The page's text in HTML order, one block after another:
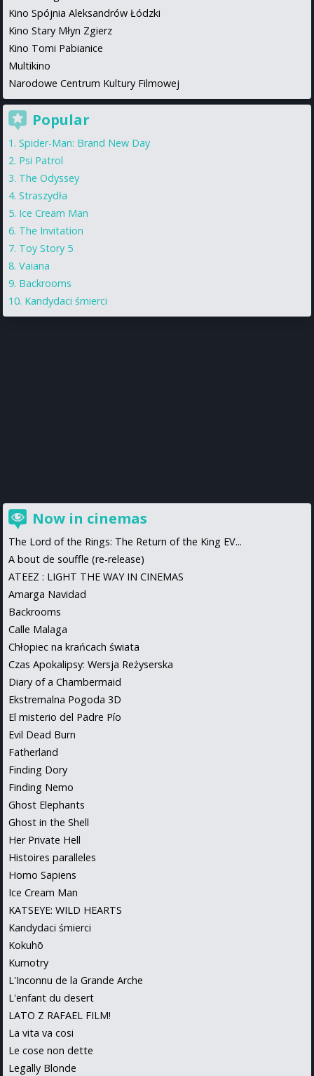
Kino Spójnia Aleksandrów Łódzki
Kino Stary Młyn Zgierz
Kino Tomi Pabianice
Multikino
Narodowe Centrum Kultury Filmowej
Popular
Spider-Man: Brand New Day
Psi Patrol
The Odyssey
Straszydła
Ice Cream Man
The Invitation
Toy Story 5
Vaiana
Backrooms
Kandydaci śmierci
Now in cinemas
The Lord of the Rings: The Return of the King EV...
A bout de souffle (re-release)
ATEEZ : LIGHT THE WAY IN CINEMAS
Amarga Navidad
Backrooms
Calle Malaga
Chłopiec na krańcach świata
Czas Apokalipsy: Wersja Reżyserska
Diary of a Chambermaid
Ekstremalna Pogoda 3D
El misterio del Padre Pío
Evil Dead Burn
Fatherland
Finding Dory
Finding Nemo
Ghost Elephants
Ghost in the Shell
Her Private Hell
Histoires paralleles
Homo Sapiens
Ice Cream Man
KATSEYE: WILD HEARTS
Kandydaci śmierci
Kokuhō
Kumotry
L'Inconnu de la Grande Arche
L'enfant du desert
LATO Z RAFAEL FILM!
La vita va cosi
Le cose non dette
Legally Blonde